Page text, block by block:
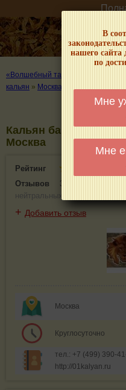
В
нашего сайта
по
Мне
Мне
«Волшебный табачок» – о табаке и
кальян » Москва
Кальян бар Али -
Москва
Рейтинг
Отзывов
3
нейтральных
+ Добавить отзыв
Москва
Круглосуточно
тел.: +7 (499) 390-
http://01kalyan.ru